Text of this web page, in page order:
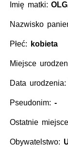
Imię matki:
Nazwisko
Płeć: kobieta
Miejsce
Data urodzenia:
Pseudonim: -
Ostatnie
Obywatelstwo: